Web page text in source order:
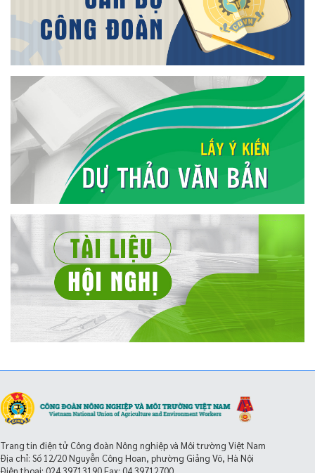
Trang tin điện tử Công đoàn Nông nghiệp và Môi trường Việt Nam
Địa chỉ: Số 12/20 Nguyễn Công Hoan, phường Giảng Võ, Hà Nội
Điện thoại: 024.39713190Fax: 04.39712700